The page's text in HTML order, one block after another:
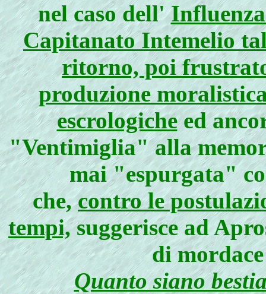
nel caso dell'
Capitanato Intemelio
ritorno, poi
produzione
escrologiche ed
"Ventimiglia" alla
mai "espurgata"
che,contro le
tempi,suggerisce ad
di
Quanto siano